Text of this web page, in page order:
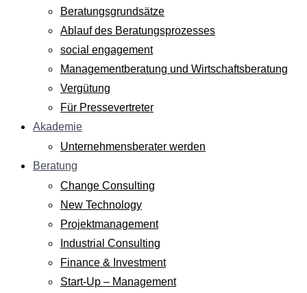
Beratungsgrundsätze
Ablauf des Beratungsprozesses
social engagement
Managementberatung und Wirtschaftsberatung
Vergütung
Für Pressevertreter
Akademie
Unternehmensberater werden
Beratung
Change Consulting
New Technology
Projektmanagement
Industrial Consulting
Finance & Investment
Start-Up – Management